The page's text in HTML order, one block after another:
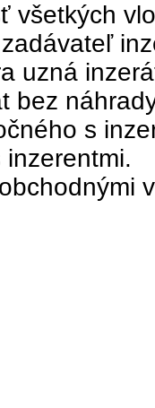
všetkých
uzná
bez
s